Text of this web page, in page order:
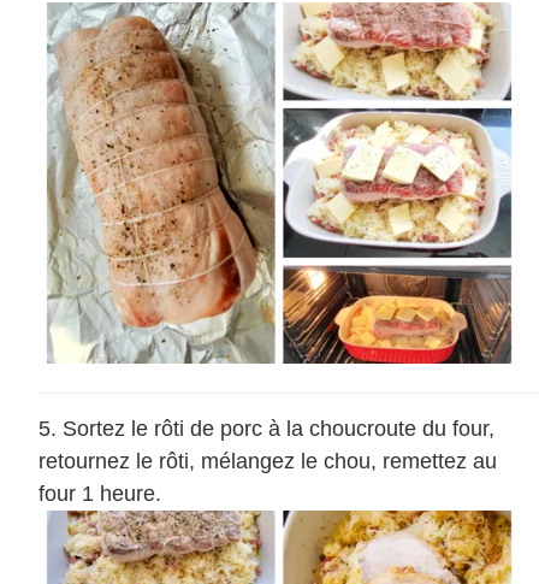
Sortez le rôti de porc à la choucroute du four,
retournez le rôti, mélangez le chou, remettez au
four 1 heure.